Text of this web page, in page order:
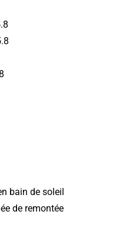
bain de soleil
de remontée